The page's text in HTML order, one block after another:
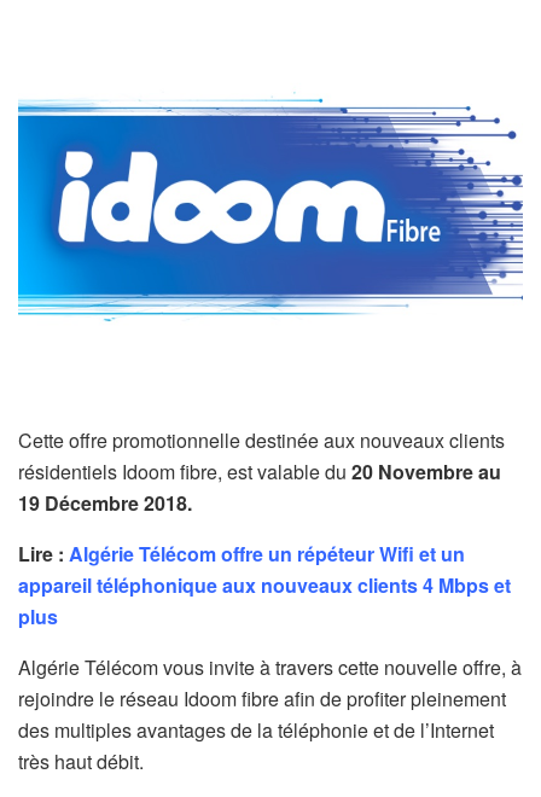
Cette offre promotionnelle destinée aux nouveaux clients
résidentiels Idoom fibre, est valable du 20 Novembre au
19 Décembre 2018.
Lire : Algérie Télécom offre un répéteur Wifi et un
appareil téléphonique aux nouveaux clients 4 Mbps et
plus
Algérie Télécom vous invite à travers cette nouvelle offre, à
rejoindre le réseau Idoom fibre afin de profiter pleinement
des multiples avantages de la téléphonie et de l’Internet
très haut débit.